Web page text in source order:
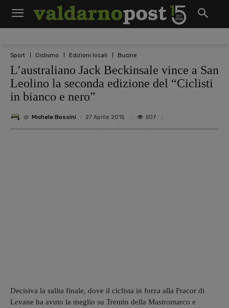
Sport Ciclismo Edizioni locali Bucine
L’australiano Jack Beckinsale vince a San
Leolino la seconda edizione del “Ciclisti
in bianco e nero”
di Michele Bossini 27 Aprile 2015 507
Decisiva la salita finale, dove il ciclista in forza alla Fracor di
Levane ha avuto la meglio su Trentin della Mastromarco e